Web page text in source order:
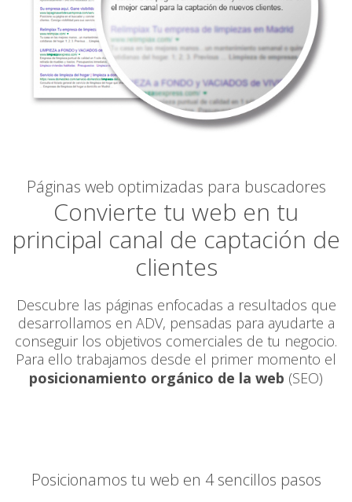
Páginas web optimizadas para buscadores
Convierte tu web en tu
principal canal de captación de
clientes
Descubre las páginas enfocadas a resultados que
desarrollamos en ADV, pensadas para ayudarte a
conseguir los objetivos comerciales de tu negocio.
Para ello trabajamos desde el primer momento el
posicionamiento orgánico de la web (SEO)
Posicionamos tu web en 4 sencillos pasos